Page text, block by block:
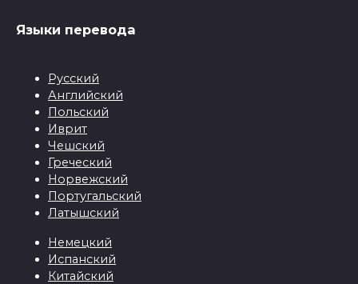
Языки перевода
Русский
Английский
Польский
Иврит
Чешский
Греческий
Норвежский
Португальский
Латышский
Немецкий
Испанский
Китайский